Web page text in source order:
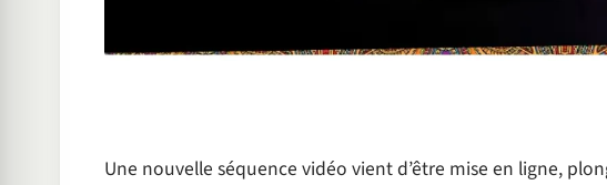
Une nouvelle séquence vidéo vient d’être mise en ligne,